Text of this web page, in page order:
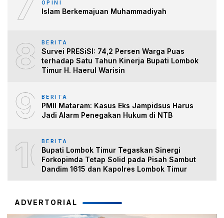
OPINI
Islam Berkemajuan Muhammadiyah
8 BERITA
Survei PRESiSI: 74,2 Persen Warga Puas
terhadap Satu Tahun Kinerja Bupati Lombok
Timur H. Haerul Warisin
9 BERITA
PMII Mataram: Kasus Eks Jampidsus Harus
Jadi Alarm Penegakan Hukum di NTB
10BERITA
Bupati Lombok Timur Tegaskan Sinergi
Forkopimda Tetap Solid pada Pisah Sambut
Dandim 1615 dan Kapolres Lombok Timur
ADVERTORIAL